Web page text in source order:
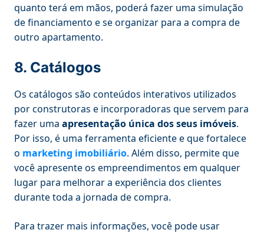
quanto terá em mãos, poderá fazer uma simulação
de financiamento e se organizar para a compra de
outro apartamento.
8. Catálogos
Os catálogos são conteúdos interativos utilizados
por construtoras e incorporadoras que servem para
fazer uma apresentação única dos seus imóveis.
Por isso, é uma ferramenta eficiente e que fortalece
o marketing imobiliário. Além disso, permite que
você apresente os empreendimentos em qualquer
lugar para melhorar a experiência dos clientes
durante toda a jornada de compra.
Para trazer mais informações, você pode usar